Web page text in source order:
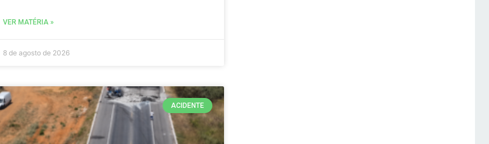
VER MATÉRIA »
8 de agosto de 2026
ACIDENTE